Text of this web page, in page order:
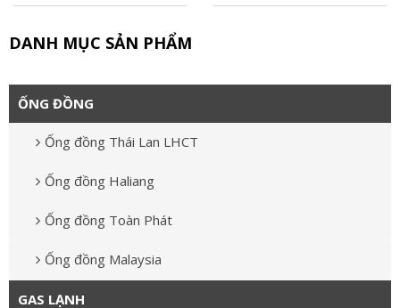
DANH MỤC SẢN PHẨM
ỐNG ĐỒNG
Ống đồng Thái Lan LHCT
Ống đồng Haliang
Ống đồng Toàn Phát
Ống đồng Malaysia
GAS LẠNH